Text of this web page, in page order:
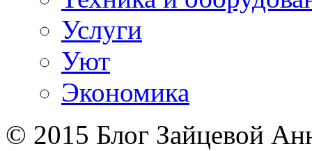
Услуги
Уют
Экономика
© 2015 Блог Зайцевой